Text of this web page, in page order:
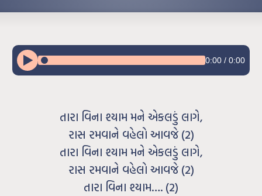
0:00/ 0:00
તારા વિના શ્યામ મને એકલડું લાગે,
રાસ રમવાને વહેલો આવજે (2)
તારા વિના શ્યામ મને એકલડું લાગે,
રાસ રમવાને વહેલો આવજે (2)
તારા વિના શ્યામ…. (2)